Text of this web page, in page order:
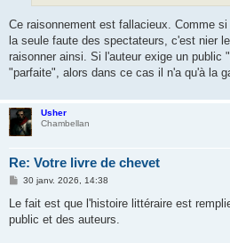
Ce raisonnement est fallacieux. Comme
la seule faute des spectateurs, c'est nier
raisonner ainsi. Si l'auteur exige un public
"parfaite", alors dans ce cas il n'a qu'à la
Usher
Chambellan
Re: Votre livre de chevet
M
s
a
30 janv. 2026, 14:38
Le fait est que l'histoire littéraire est
public et des auteurs.